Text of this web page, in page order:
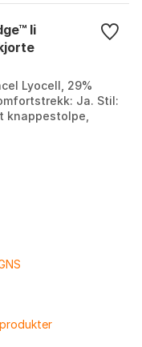
Ii
Lyocell, 29%
Ja. Stil:
knappestolpe,
produkter